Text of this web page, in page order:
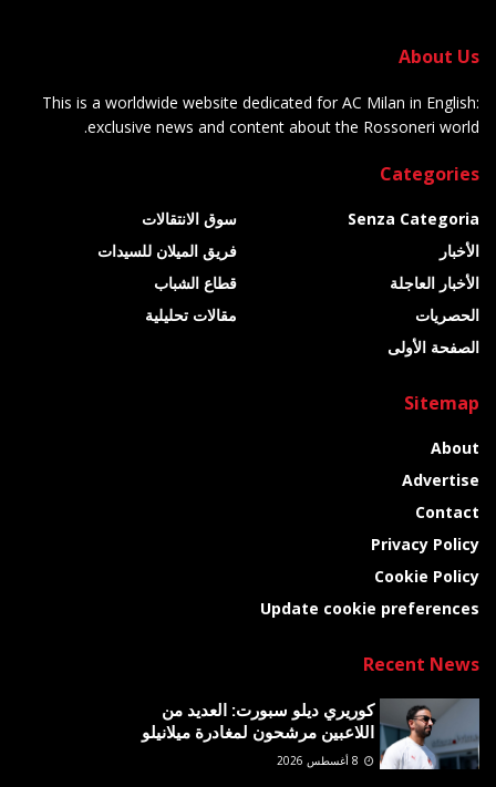
About Us
This is a worldwide website dedicated for AC Milan in English:
exclusive news and content about the Rossoneri world.
Categories
Senza Categoria
الأخبار
الأخبار العاجلة
الحصريات
الصفحة الأولى
سوق الانتقالات
فريق الميلان للسيدات
قطاع الشباب
مقالات تحليلية
Sitemap
About
Advertise
Contact
Privacy Policy
Cookie Policy
Update cookie preferences
Recent News
كوريري ديلو سبورت: العديد من
اللاعبين مرشحون لمغادرة ميلانيلو